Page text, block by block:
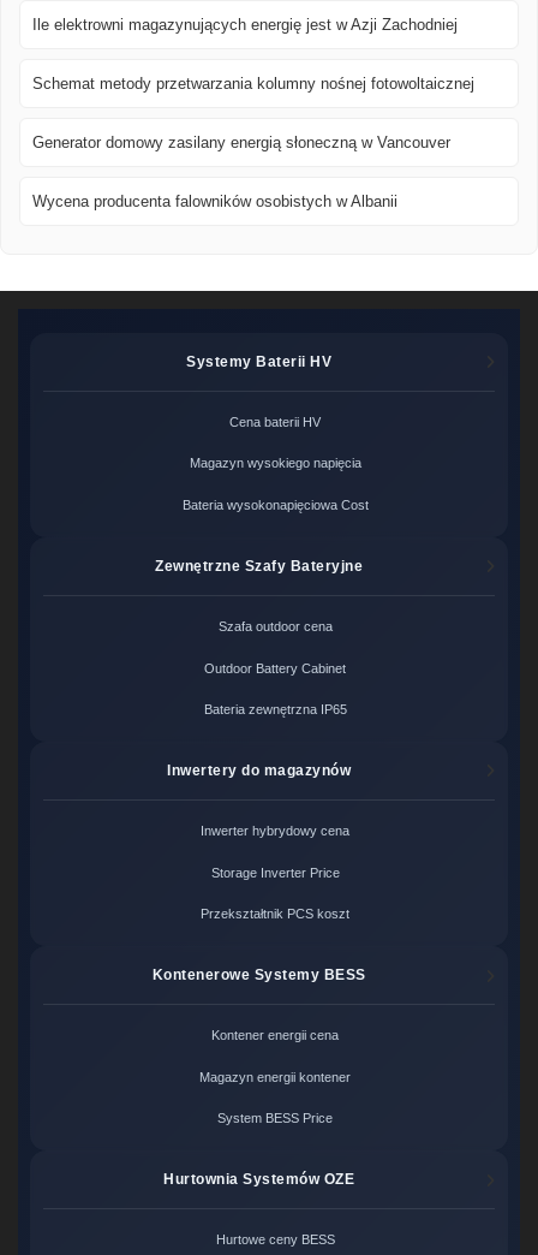
Ile elektrowni magazynujących energię jest w Azji Zachodniej
Schemat metody przetwarzania kolumny nośnej fotowoltaicznej
Generator domowy zasilany energią słoneczną w Vancouver
Wycena producenta falowników osobistych w Albanii
Systemy Baterii HV
Cena baterii HV
Magazyn wysokiego napięcia
Bateria wysokonapięciowa Cost
Zewnętrzne Szafy Bateryjne
Szafa outdoor cena
Outdoor Battery Cabinet
Bateria zewnętrzna IP65
Inwertery do magazynów
Inwerter hybrydowy cena
Storage Inverter Price
Przekształtnik PCS koszt
Kontenerowe Systemy BESS
Kontener energii cena
Magazyn energii kontener
System BESS Price
Hurtownia Systemów OZE
Hurtowe ceny BESS